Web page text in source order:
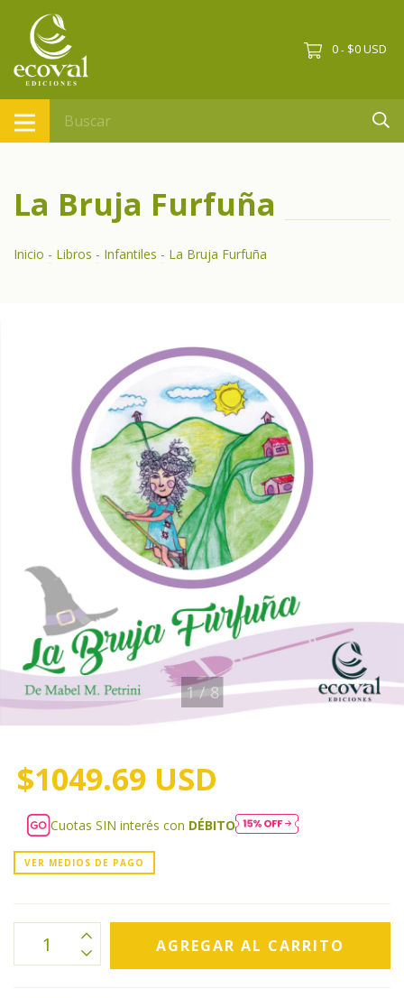
0 - $0 USD
La Bruja Furfuña
Inicio - Libros - Infantiles - La Bruja Furfuña
1/8
$1049.69 USD
Cuotas SIN interés con DÉBITO
VER MEDIOS DE PAGO